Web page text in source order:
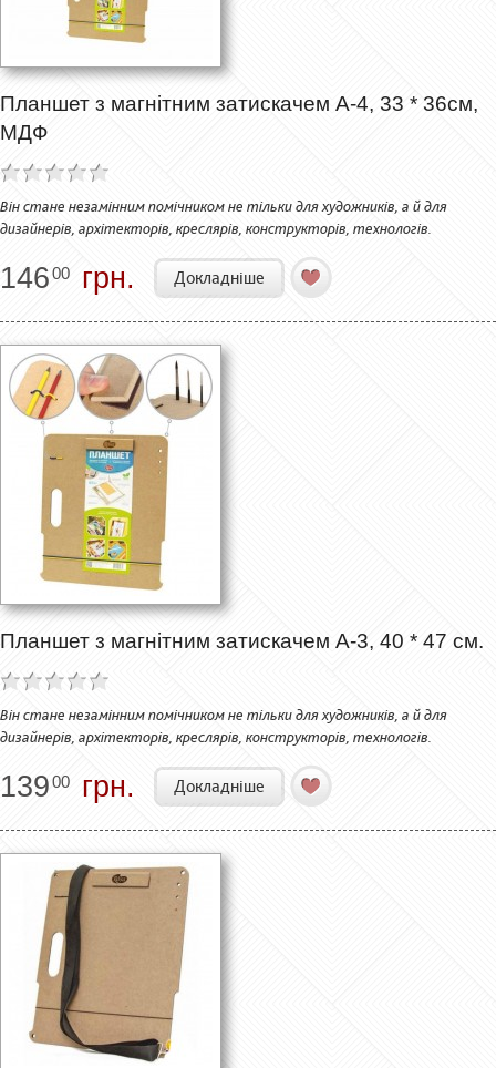
Планшет з магнітним затискачем А-4, 33 * 36см,
МДФ
Він стане незамінним помічником не тільки для художників, а й для
дизайнерів, архітекторів, креслярів, конструкторів, технологів.
14600 грн. Докладніше
Планшет з магнітним затискачем А-3, 40 * 47 см.
Він стане незамінним помічником не тільки для художників, а й для
дизайнерів, архітекторів, креслярів, конструкторів, технологів.
13900 грн. Докладніше